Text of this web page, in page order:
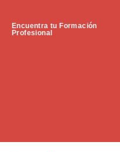
Encuentra tu Formación
Profesional